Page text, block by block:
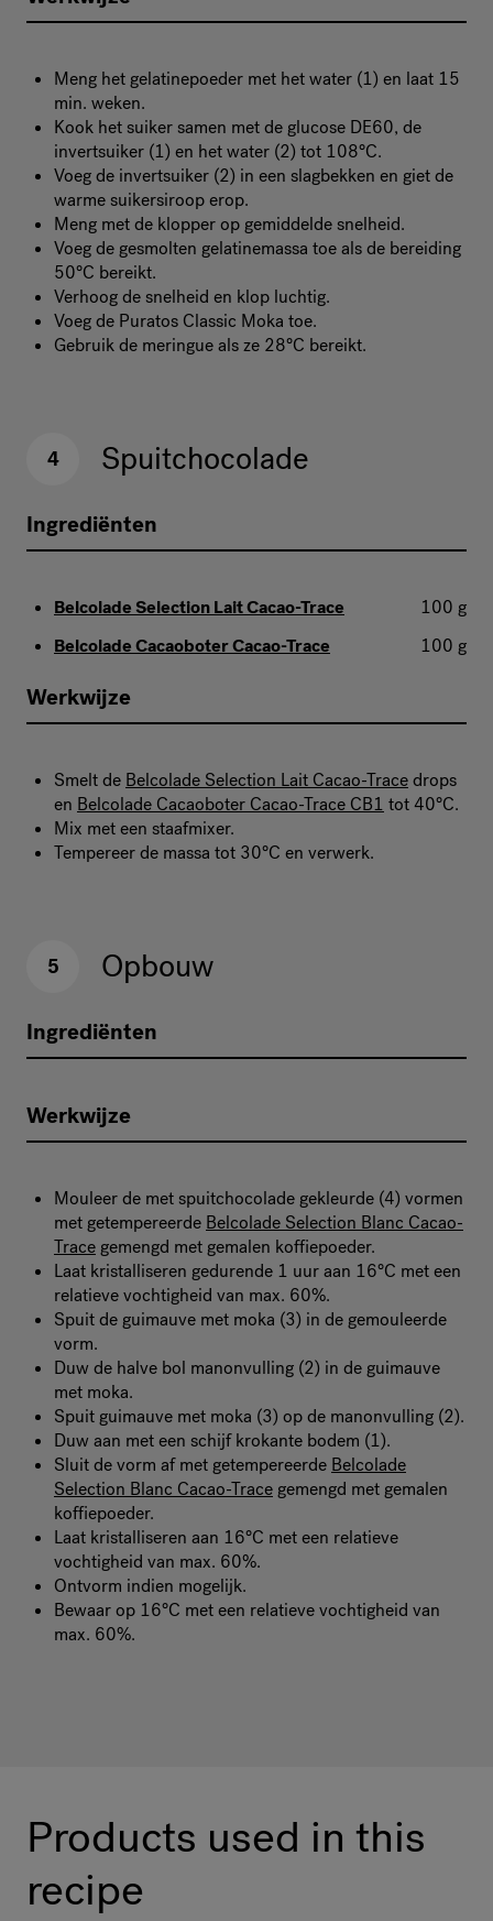
Meng het gelatinepoeder met het water (1) en laat 15
min. weken.
Kook het suiker samen met de glucose DE60, de
invertsuiker (1) en het water (2) tot 108°C.
Voeg de invertsuiker (2) in een slagbekken en giet de
warme suikersiroop erop.
Meng met de klopper op gemiddelde snelheid.
Voeg de gesmolten gelatinemassa toe als de bereiding
50°C bereikt.
Verhoog de snelheid en klop luchtig.
Voeg de Puratos Classic Moka toe.
Gebruik de meringue als ze 28°C bereikt.
4 Spuitchocolade
Ingrediënten
Belcolade Selection Lait Cacao-Trace
100 g
Belcolade Cacaoboter Cacao-Trace
100 g
Werkwijze
Smelt de Belcolade Selection Lait Cacao-Tracedrops
en Belcolade Cacaoboter Cacao-Trace CB1 tot 40°C.
Mix met een staafmixer.
Tempereer de massa tot 30°C en verwerk.
5 Opbouw
Ingrediënten
Werkwijze
Mouleer de met spuitchocolade gekleurde (4) vormen
met getempereerde Belcolade Selection Blanc Cacao-
Trace gemengd met gemalen koffiepoeder.
Laat kristalliseren gedurende 1 uur aan 16°C met een
relatieve vochtigheid van max. 60%.
Spuit de guimauve met moka (3) in de gemouleerde
vorm.
Duw de halve bol manonvulling (2) in de guimauve
met moka.
Spuit guimauve met moka (3) op de manonvulling (2).
Duw aan met een schijf krokante bodem (1).
Sluit de vorm af met getempereerde Belcolade
Selection Blanc Cacao-Trace gemengd met gemalen
koffiepoeder.
Laat kristalliseren aan 16°C met een relatieve
vochtigheid van max. 60%.
Ontvorm indien mogelijk.
Bewaar op 16°C met een relatieve vochtigheid van
max. 60%.
Products used in this
recipe